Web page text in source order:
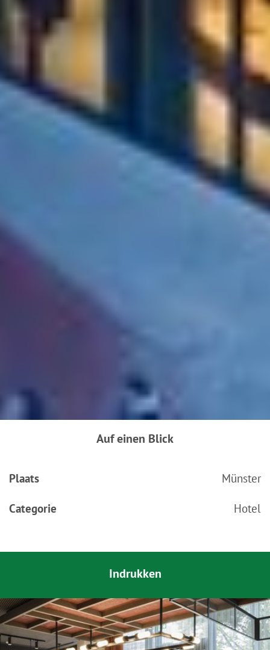
gegevensbescherming volgens EU-normen. In het
bijzonder bestaat het risico dat uw gegevens door de
Amerikaanse autoriteiten worden verwerkt voor controle-
rechtsmiddel. Indien u op "Selectie handmatig instellen"
klikt en geen van de keuzevakken (voorkeuren,
statistieken of marketing) hebt geselecteerd, zal de
hierboven beschreven overdracht niet plaatsvinden. Voor
meer informatie, zie onze privacyverklaring.
We geven u hier graag meer gedetailleerde informatie:
Auf einen Blick
Plaats Münster
Categorie Hotel
Indrukken